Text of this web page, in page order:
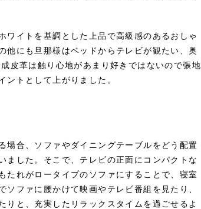
ワイトを基調とした上品で高級感のあるおしゃ
他にも旦那様はベッドからテレビが観たい、奥
皮革は触り心地があまり好きではないので張地
ントとして上がりました。
場合、ソファやダイニングテーブルをどう配置
ました。そこで、テレビの正面にコンパクトな
たれがロータイプのソファにすることで、寝室
ファに腰かけて映画やテレビ番組を見たり、
りと、充実したリラックスタイムを過ごせるよ